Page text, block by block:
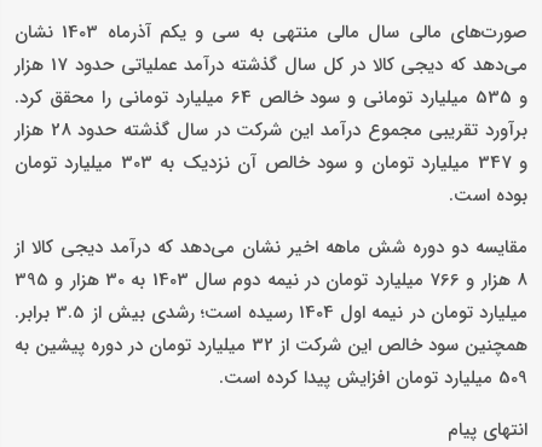
صورت‌های مالی سال مالی منتهی به سی و یکم آذرماه 1403 نشان
می‌دهد که دیجی‌ کالا در کل سال گذشته درآمد عملیاتی حدود 17 هزار
و 535 میلیارد تومانی و سود خالص 64 میلیارد تومانی را محقق کرد.
برآورد تقریبی مجموع درآمد این شرکت در سال گذشته حدود 28 هزار
و 347 میلیارد تومان و سود خالص آن نزدیک به 303 میلیارد تومان
بوده است.
مقایسه دو دوره شش ماهه اخیر نشان می‌دهد که درآمد دیجی‌ کالا از
8 هزار و 766 میلیارد تومان در نیمه دوم سال 1403 به 30 هزار و 395
میلیارد تومان در نیمه اول 1404 رسیده است؛ رشدی بیش از 3.5 برابر.
همچنین سود خالص این شرکت از 32 میلیارد تومان در دوره پیشین به
509 میلیارد تومان افزایش پیدا کرده است.
انتهای پیام